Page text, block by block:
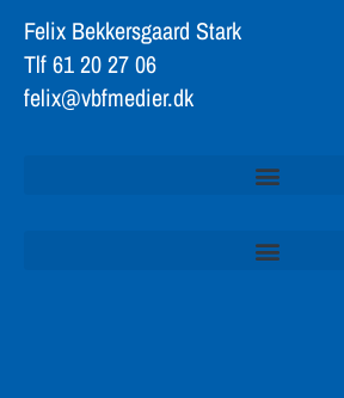
Felix Bekkersgaard Stark
Tlf 61 20 27 06
felix@vbfmedier.dk